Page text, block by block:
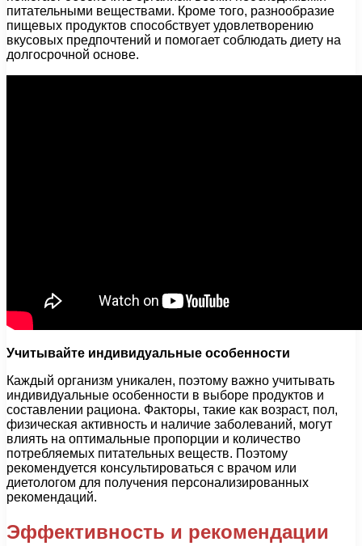
питательными веществами. Кроме того, разнообразие
пищевых продуктов способствует удовлетворению
вкусовых предпочтений и помогает соблюдать диету на
долгосрочной основе.
Учитывайте индивидуальные особенности
Каждый организм уникален, поэтому важно учитывать
индивидуальные особенности в выборе продуктов и
составлении рациона. Факторы, такие как возраст, пол,
физическая активность и наличие заболеваний, могут
влиять на оптимальные пропорции и количество
потребляемых питательных веществ. Поэтому
рекомендуется консультироваться с врачом или
диетологом для получения персонализированных
рекомендаций.
Эффективность и рекомендации